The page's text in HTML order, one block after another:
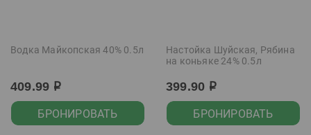
Водка Майкопская 40% 0.5л
409.99 р
БРОНИРОВАТЬ
Настойка Шуйская, Рябина
на коньяке 24% 0.5л
399.90 р
БРОНИРОВАТЬ